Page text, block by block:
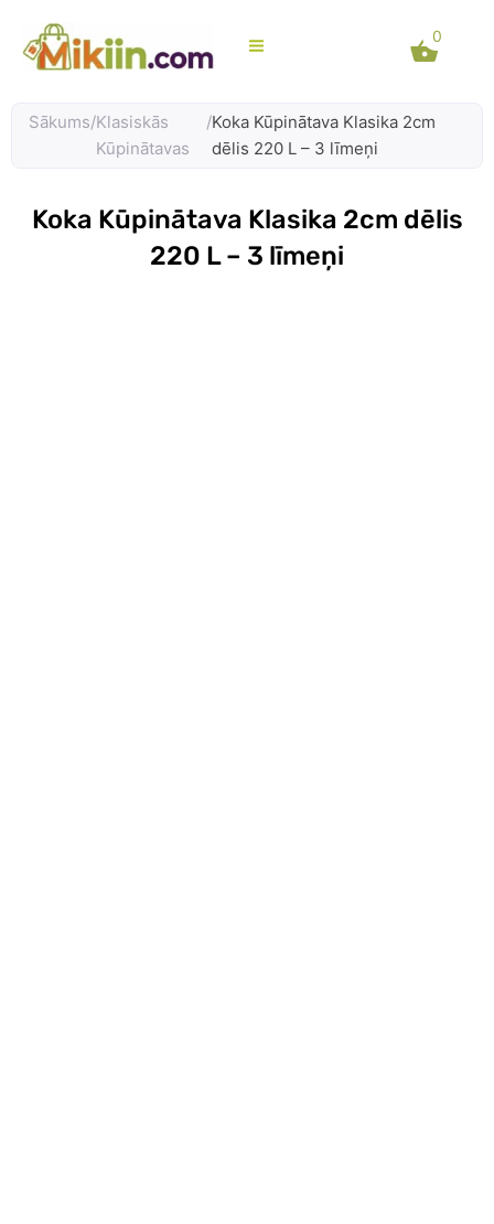
content
0
Sākums/Klasiskās
Kūpinātavas
/Koka Kūpinātava Klasika 2cm
dēlis 220 L – 3 līmeņi
Koka Kūpinātava Klasika 2cm dēlis
220 L – 3 līmeņi